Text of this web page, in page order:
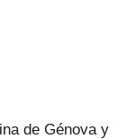
de Génova y